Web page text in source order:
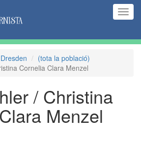
Dresden
(tota la població)
Cornelia Clara Menzel
/ Christina
Menzel